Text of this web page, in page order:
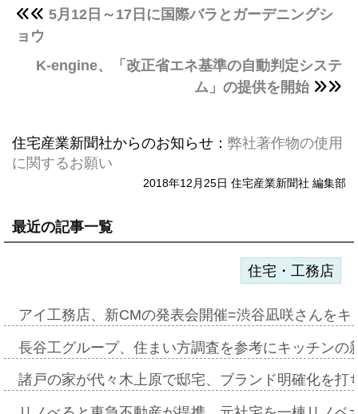
5月12日～17日に国際バラとガーデニングシ
ョウ
K-engine、「改正省エネ基準の自動判定システ
ム」の提供を開始
住宅産業新聞社からのお知らせ： 弊社著作物の使用
に関するお願い
2018年12月25日 住宅産業新聞社 編集部
最近の記事一覧
住宅・工務店
アイ工務店、新CMの発表会開催=渋谷凪咲さんを
長谷工グループ、住まい方調査を参考にキッチン
諸戸の家が代々木上原で邸宅、ブランド明確化を